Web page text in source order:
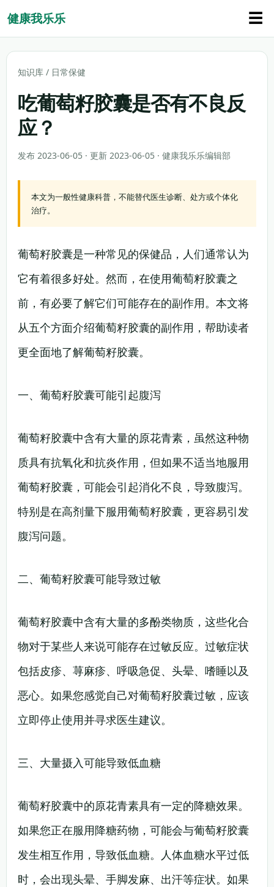
健康我乐乐 ☰
知识库 / 日常保健
吃葡萄籽胶囊是否有不良反
应？
发布 2023-06-05 · 更新 2023-06-05 · 健康我乐乐编辑部
本文为一般性健康科普，不能替代医生诊断、处方或个体化
治疗。
葡萄籽胶囊是一种常见的保健品，人们通常认为
它有着很多好处。然而，在使用葡萄籽胶囊之
前，有必要了解它们可能存在的副作用。本文将
从五个方面介绍葡萄籽胶囊的副作用，帮助读者
更全面地了解葡萄籽胶囊。
一、葡萄籽胶囊可能引起腹泻
葡萄籽胶囊中含有大量的原花青素，虽然这种物
质具有抗氧化和抗炎作用，但如果不适当地服用
葡萄籽胶囊，可能会引起消化不良，导致腹泻。
特别是在高剂量下服用葡萄籽胶囊，更容易引发
腹泻问题。
二、葡萄籽胶囊可能导致过敏
葡萄籽胶囊中含有大量的多酚类物质，这些化合
物对于某些人来说可能存在过敏反应。过敏症状
包括皮疹、荨麻疹、呼吸急促、头晕、嗜睡以及
恶心。如果您感觉自己对葡萄籽胶囊过敏，应该
立即停止使用并寻求医生建议。
三、大量摄入可能导致低血糖
葡萄籽胶囊中的原花青素具有一定的降糖效果。
如果您正在服用降糖药物，可能会与葡萄籽胶囊
发生相互作用，导致低血糖。人体血糖水平过低
时，会出现头晕、手脚发麻、出汗等症状。如果